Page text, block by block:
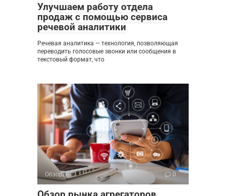
Улучшаем работу отдела
продаж с помощью сервиса
речевой аналитики
Речевая аналитика — технология, позволяющая
переводить голосовые звонки или сообщения в
текстовый формат, что
Обзоры 0